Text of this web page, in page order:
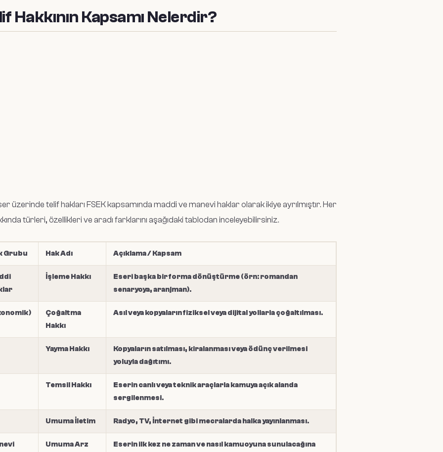
Hakkının Kapsamı Nelerdir?
üzerinde telif hakları FSEK kapsamında maddi ve manevi haklar olarak ikiye ayrılmıştır. Her
türleri, özellikleri ve aradı farklarını aşağıdaki tablodan inceleyebilirsiniz.
Grubu Hak Adı Açıklama / Kapsam
İşleme Hakkı
Eseri başka bir forma dönüştürme (örn: romandan
senaryoya, aranjman).
Çoğaltma
Hakkı
Asıl veya kopyaların fiziksel veya dijital yollarla çoğaltılması.
Yayma Hakkı
Kopyaların satılması, kiralanması veya ödünç verilmesi
yoluyla dağıtımı.
Temsil Hakkı
Eserin canlı veya teknik araçlarla kamuya açık alanda
sergilenmesi.
Umuma İletim Radyo, TV, İnternet gibi mecralarda halka yayınlanması.
Umuma Arz
Eserin ilk kez ne zaman ve nasıl kamuoyuna sunulacağına